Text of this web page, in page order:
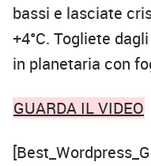
bassi e lasciate
+4°C. Togliete
in planetaria con
GUARDA IL VIDEO